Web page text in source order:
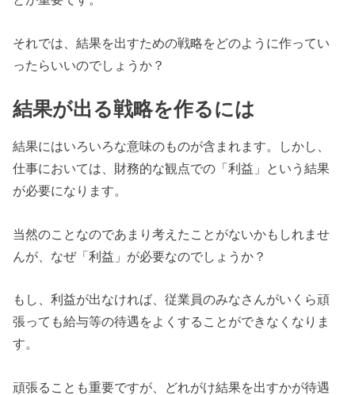
それでは、結果を出すための戦略をどのように作ってい
ったらいいのでしょうか？
結果が出る戦略を作るには
結果にはいろいろな意味のものが含まれます。しかし、
仕事においては、財務的な観点での「利益」という結果
が必要になります。
当然のことなのであまり考えたことがないかもしれませ
んが、なぜ「利益」が必要なのでしょうか？
もし、利益が出なければ、従業員のみなさんがいくら頑
張っても給与等の待遇をよくすることができなくなりま
す。
頑張ることも重要ですが、どれがけ結果を出すかが待遇